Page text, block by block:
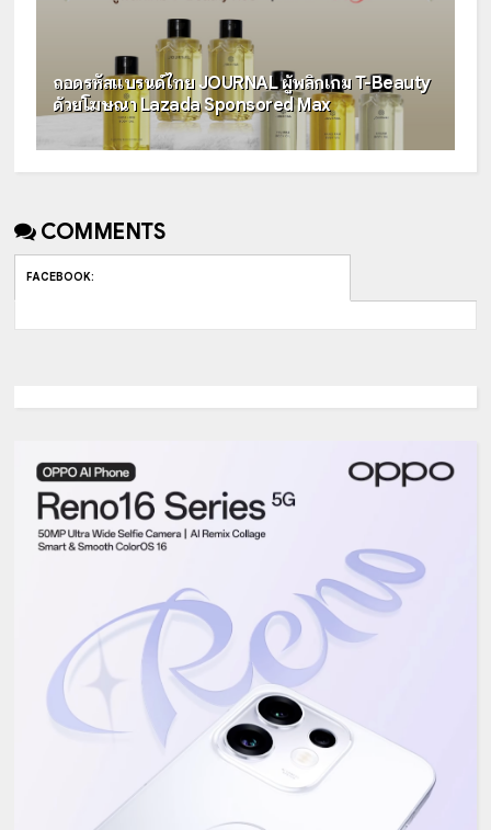
ถอดรหัสแบรนด์ไทย JOURNAL ผู้พลิกเกม T-Beauty
ด้วยโฆษณา Lazada Sponsored Max
COMMENTS
FACEBOOK: